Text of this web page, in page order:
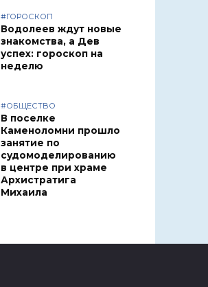
#ГОРОСКОП
Водолеев ждут новые
знакомства, а Дев
успех: гороскоп на
неделю
#ОБЩЕСТВО
В поселке
Каменоломни прошло
занятие по
судомоделированию
в центре при храме
Архистратига
Михаила